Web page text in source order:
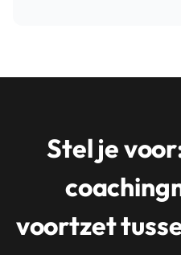
Stel je
voortzet